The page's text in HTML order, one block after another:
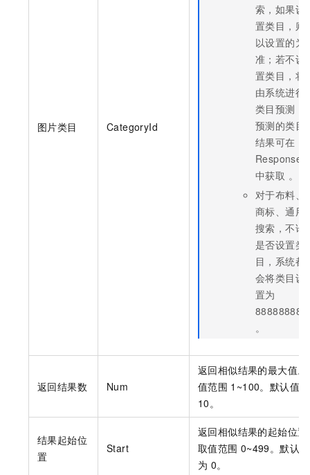
图片类目 CategoryId
索，如果设
置类目，则
以设置的为
准；若不设
置类目，将
由系统进行
类目预测，
预测的类目
结果可在
Response
中获取 。
对于布料、
商标、通用
搜索，不论
是否设置类
目，系统都
会将类目设
置为
88888888
。
返回结果数 Num
返回相似结果的最大值。
值范围 1~100。默认值为
10。
结果起始位
置
Start
返回相似结果的起始位置
取值范围 0~499。默认值
为 0。